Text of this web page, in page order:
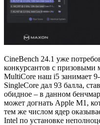
CineBench 24.1 уже
конкурсантов с призовыми
MultiCore наш i5 занимает
SingleCore дал 93 балла,
обидное – в данном
может догнать Apple M1,
тем же числом ядер
Intel по установке